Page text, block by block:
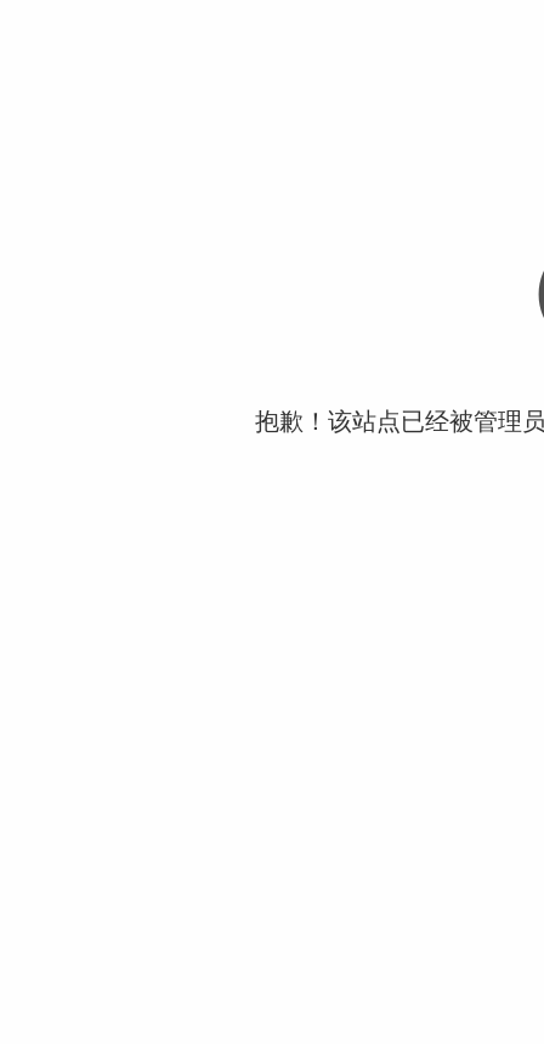
抱歉！该站点已经被管理